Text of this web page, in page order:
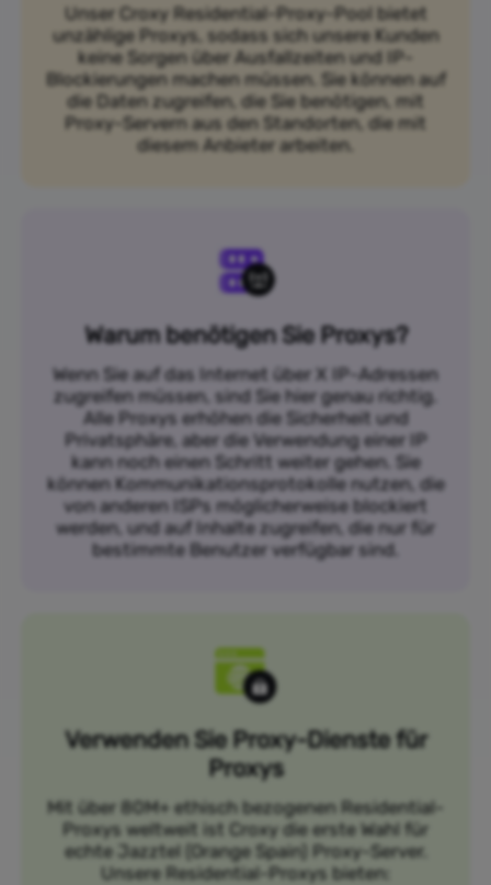
Unser Croxy Residential-Proxy-Pool bietet
unzählige Proxys, sodass sich unsere Kunden
keine Sorgen über Ausfallzeiten und IP-
Blockierungen machen müssen. Sie können auf
die Daten zugreifen, die Sie benötigen, mit
Proxy-Servern aus den Standorten, die mit
diesem Anbieter arbeiten.
Warum benötigen Sie Proxys?
Wenn Sie auf das Internet über X IP-Adressen
zugreifen müssen, sind Sie hier genau richtig.
Alle Proxys erhöhen die Sicherheit und
Privatsphäre, aber die Verwendung einer IP
kann noch einen Schritt weiter gehen. Sie
können Kommunikationsprotokolle nutzen, die
von anderen ISPs möglicherweise blockiert
werden, und auf Inhalte zugreifen, die nur für
bestimmte Benutzer verfügbar sind.
Verwenden Sie Proxy-Dienste für
Proxys
Mit über 80M+ ethisch bezogenen Residential-
Proxys weltweit ist Croxy die erste Wahl für
echte Jazztel (Orange Spain) Proxy-Server.
Unsere Residential-Proxys bieten: